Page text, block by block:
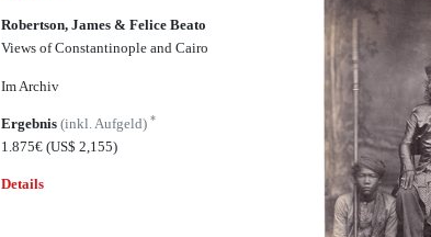
Robertson, James & Felice Beato
Views of Constantinople and Cairo
Im Archiv
Ergebnis(inkl. Aufgeld)*
1.875€(US$ 2,155)
Details